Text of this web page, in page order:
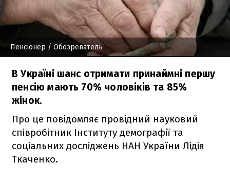
Пенсіонер / Обозреватель
В Україні шанс отримати принаймні першу
пенсію мають 70% чоловіків та 85%
жінок.
Про це повідомляє провідний науковий
співробітник Інституту демографії та
соціальних досліджень НАН України Лідія
Ткаченко.